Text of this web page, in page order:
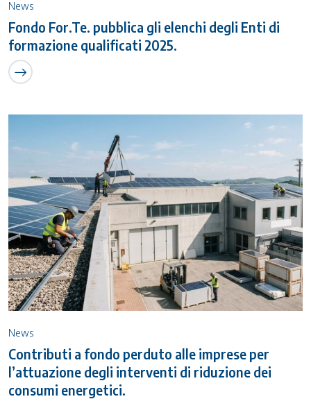
News
Fondo For.Te. pubblica gli elenchi degli Enti di
formazione qualificati 2025.
News
Contributi a fondo perduto alle imprese per
l’attuazione degli interventi di riduzione dei
consumi energetici.